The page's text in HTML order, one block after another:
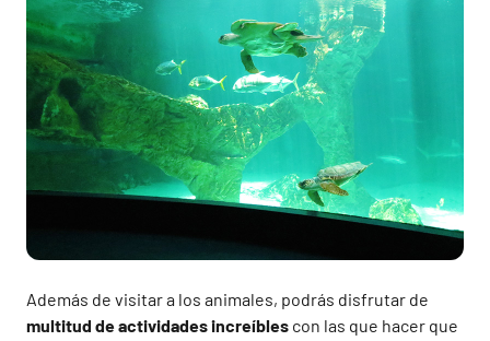
Además de visitar a los animales, podrás disfrutar de
multitud de actividades increíbles con las que hacer que